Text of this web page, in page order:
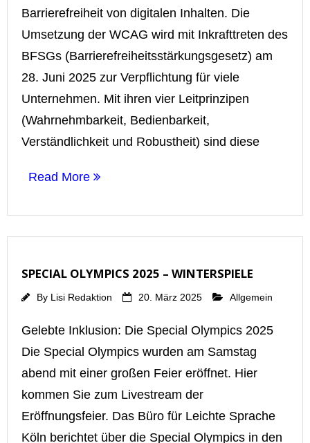
Barrierefreiheit von digitalen Inhalten. Die
Umsetzung der WCAG wird mit Inkrafttreten des
BFSGs (Barrierefreiheitsstärkungsgesetz) am
28. Juni 2025 zur Verpflichtung für viele
Unternehmen. Mit ihren vier Leitprinzipen
(Wahrnehmbarkeit, Bedienbarkeit,
Verständlichkeit und Robustheit) sind diese
Read More
SPECIAL OLYMPICS 2025 – WINTERSPIELE
By Lisi Redaktion 20. März 2025 Allgemein
Gelebte Inklusion: Die Special Olympics 2025
Die Special Olympics wurden am Samstag
abend mit einer großen Feier eröffnet. Hier
kommen Sie zum Livestream der
Eröffnungsfeier. Das Büro für Leichte Sprache
Köln berichtet über die Special Olympics in den